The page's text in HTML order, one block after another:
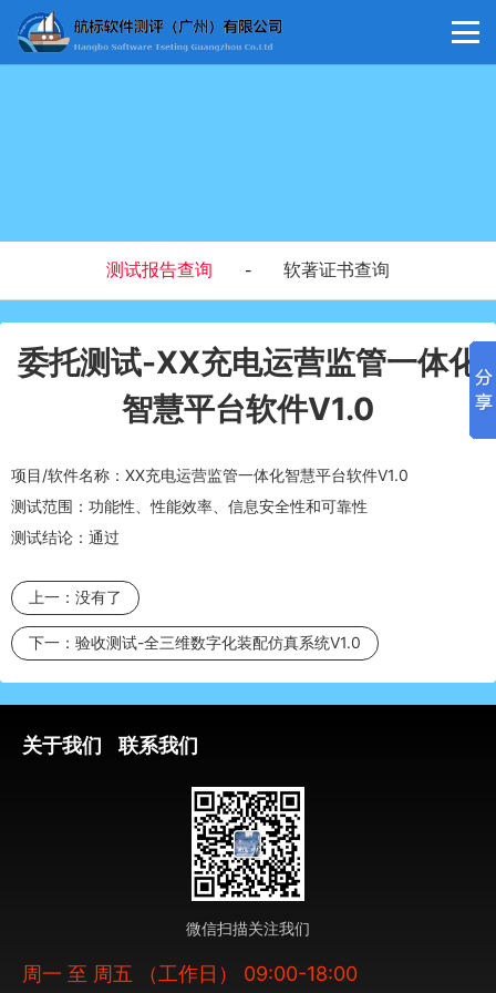
测试报告查询 - 软著证书查询
委托测试-XX充电运营监管一体化
智慧平台软件V1.0
项目/软件名称：XX充电运营监管一体化智慧平台软件V1.0
测试范围：功能性、性能效率、信息安全性和可靠性
测试结论：通过
上一： 没有了
下一： 验收测试-全三维数字化装配仿真系统V1.0
关于我们 联系我们
微信扫描关注我们
周一 至 周五 （工作日） 09:00-18:00